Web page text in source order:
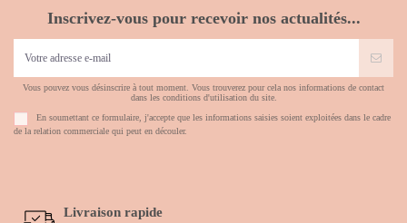
Inscrivez-vous pour recevoir nos actualités...
Vous pouvez vous désinscrire à tout moment. Vous trouverez pour cela nos informations de contact
dans les conditions d'utilisation du site.
En soumettant ce formulaire, j'accepte que les informations saisies soient exploitées dans le cadre
de la relation commerciale qui peut en découler.
Livraison rapide